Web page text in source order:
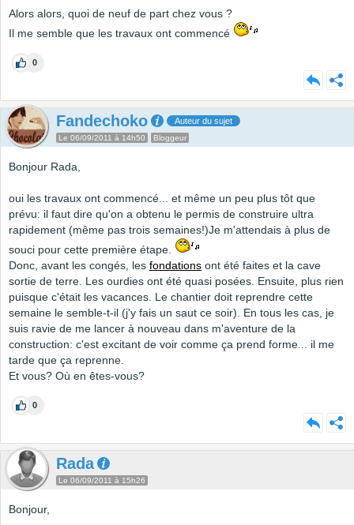
Alors alors, quoi de neuf de part chez vous ?
Il me semble que les travaux ont commencé
0
Fandechoko Auteur du sujet
Le 06/09/2011 à 14h50 Bloggeur
Bonjour Rada,
oui les travaux ont commencé... et même un peu plus tôt que
prévu: il faut dire qu'on a obtenu le permis de construire ultra
rapidement (même pas trois semaines!)Je m'attendais à plus de
souci pour cette première étape.
Donc, avant les congés, les fondations ont été faites et la cave
sortie de terre. Les ourdies ont été quasi posées. Ensuite, plus rien
puisque c'était les vacances. Le chantier doit reprendre cette
semaine le semble-t-il (j'y fais un saut ce soir). En tous les cas, je
suis ravie de me lancer à nouveau dans m'aventure de la
construction: c'est excitant de voir comme ça prend forme... il me
tarde que ça reprenne.
Et vous? Où en êtes-vous?
0
Rada
Le 06/09/2011 à 15h26
Bonjour,